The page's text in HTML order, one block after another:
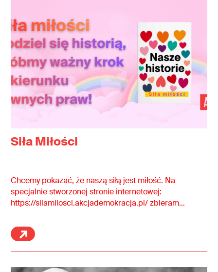
Siła Miłości
Chcemy pokazać, że naszą siłą jest miłość. Na
specjalnie stworzonej stronie internetowej:
https://silamilosci.akcjademokracja.pl/ zbieramy
dlaczego to minimum praw jest dla nas ważne.